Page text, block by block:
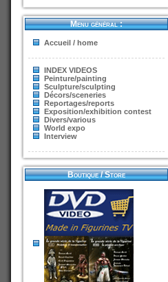
Menu général :
Accueil / home
INDEX VIDEOS
Peinture/painting
Sculpture/sculpting
Décors/sceneries
Reportages/reports
Exposition/exhibition contest
Divers/various
World expo
Interview
Boutique / Store